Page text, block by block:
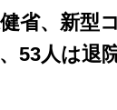
省、新型
53人は退